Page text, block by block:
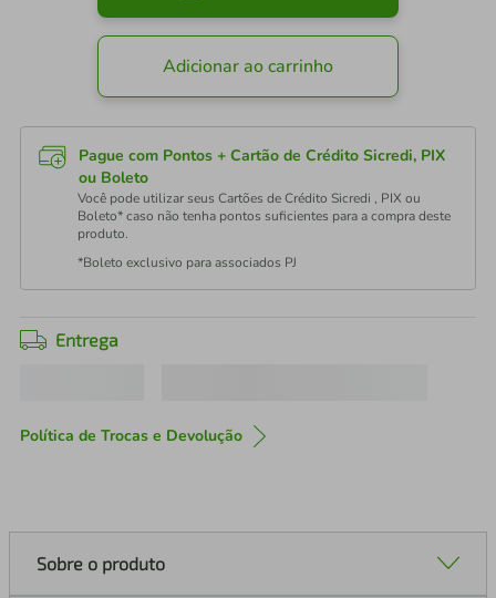
Adicionar ao carrinho
Pague com Pontos + Cartão de Crédito Sicredi, PIX
ou Boleto
Você pode utilizar seus Cartões de Crédito Sicredi , PIX ou
Boleto* caso não tenha pontos suficientes para a compra deste
produto.
*Boleto exclusivo para associados PJ
Entrega
Política de Trocas e Devolução
Sobre o produto